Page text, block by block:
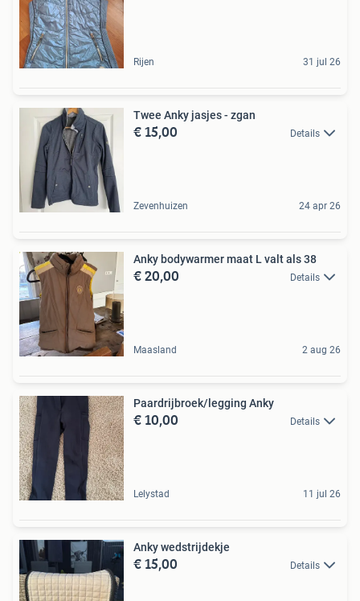
Rijen 31 jul 26
Twee Anky jasjes - zgan
€ 15,00 Details
Zevenhuizen 24 apr 26
Anky bodywarmer maat L valt als 38
€ 20,00 Details
Maasland 2 aug 26
Paardrijbroek/legging Anky
€ 10,00 Details
Lelystad 11 jul 26
Anky wedstrijdekje
€ 15,00 Details